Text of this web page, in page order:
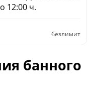
12:00 ч.
безлимит
банного